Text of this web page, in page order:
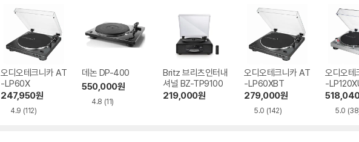
오디오테크니카 AT
-LP60X
247,950원
4.9 (112)
데논 DP-400
550,000원
4.8 (11)
Britz 브리츠인터내
셔널 BZ-TP9100
219,000원
오디오테크니카 AT
-LP60XBT
279,000원
5.0 (142)
오디오테
-
5.0